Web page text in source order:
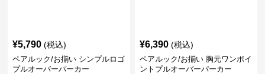
¥5,790 (税込)
ペアルック/お揃い シンプルロゴ
プルオーバーパーカー
¥6,390 (税込)
ペアルック/お揃い 胸元ワンポイ
ントプルオーバーパーカー